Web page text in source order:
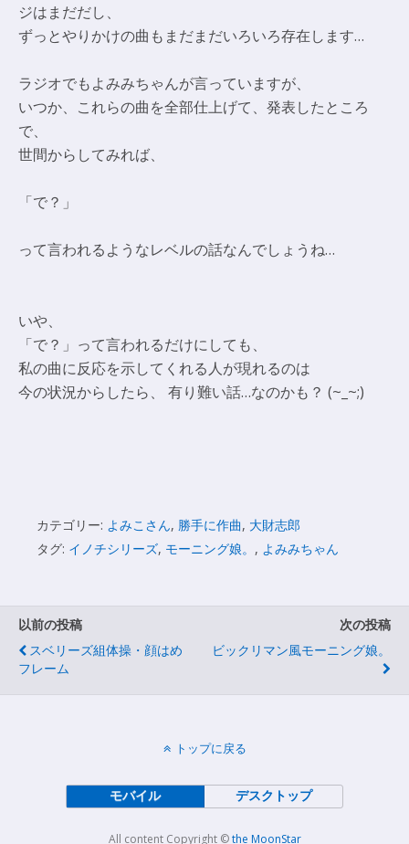
ジはまだだし、
ずっとやりかけの曲もまだまだいろいろ存在します…
ラジオでもよみみちゃんが言っていますが、
いつか、これらの曲を全部仕上げて、発表したところ
で、
世間からしてみれば、
「で？」
って言われるようなレベルの話なんでしょうね…
いや、
「で？」って言われるだけにしても、
私の曲に反応を示してくれる人が現れるのは
今の状況からしたら、 有り難い話…なのかも？ (~_~;)
カテゴリー: よみこさん, 勝手に作曲, 大財志郎
タグ: イノチシリーズ, モーニング娘。 , よみみちゃん
以前の投稿
スベリーズ組体操・顔はめ
フレーム
次の投稿
ビックリマン風モーニング娘。
トップに戻る
モバイル デスクトップ
All content Copyright ©the MoonStar